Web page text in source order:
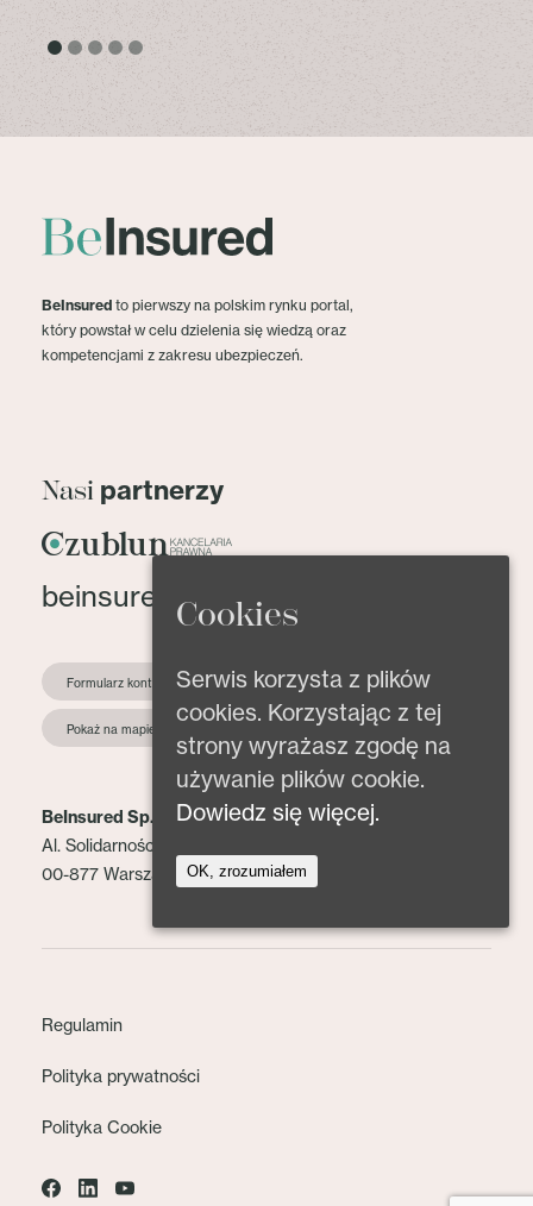
BeInsured to pierwszy na polskim rynku portal,
który powstał w celu dzielenia się wiedzą oraz
kompetencjami z zakresu ubezpieczeń.
Nasi partnerzy
beinsured@beinsured.pl
Formularz kontaktowy
Pokaż na mapie
BeInsured Sp. z o.o.
Al. Solidarności 153 lok. 2
00-877 Warszawa
Regulamin
Polityka prywatności
Polityka Cookie
Cookies
Serwis korzysta z plików
cookies. Korzystając z tej
strony wyrażasz zgodę na
używanie plików cookie.
Dowiedz się więcej.
OK, zrozumiałem